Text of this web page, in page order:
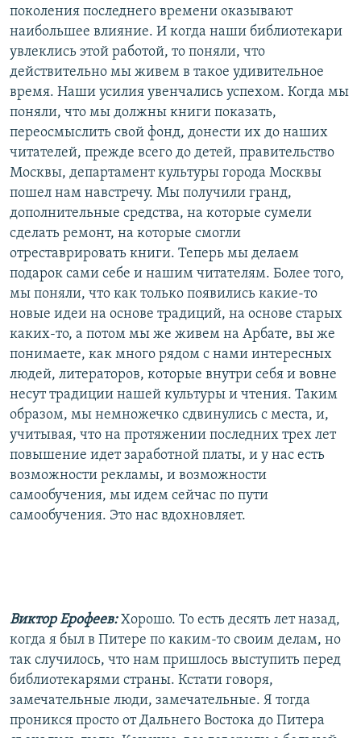
поколения последнего времени оказывают
наибольшее влияние. И когда наши библиотекари
увлеклись этой работой, то поняли, что
действительно мы живем в такое удивительное
время. Наши усилия увенчались успехом. Когда мы
поняли, что мы должны книги показать,
переосмыслить свой фонд, донести их до наших
читателей, прежде всего до детей, правительство
Москвы, департамент культуры города Москвы
пошел нам навстречу. Мы получили гранд,
дополнительные средства, на которые сумели
сделать ремонт, на которые смогли
отреставрировать книги. Теперь мы делаем
подарок сами себе и нашим читателям. Более того,
мы поняли, что как только появились какие-то
новые идеи на основе традиций, на основе старых
каких-то, а потом мы же живем на Арбате, вы же
понимаете, как много рядом с нами интересных
людей, литераторов, которые внутри себя и вовне
несут традиции нашей культуры и чтения. Таким
образом, мы немножечко сдвинулись с места, и,
учитывая, что на протяжении последних трех лет
повышение идет заработной платы, и у нас есть
возможности рекламы, и возможности
самообучения, мы идем сейчас по пути
самообучения. Это нас вдохновляет.
Виктор Ерофеев: Хорошо. То есть десять лет назад,
когда я был в Питере по каким-то своим делам, но
так случилось, что нам пришлось выступить перед
библиотекарями страны. Кстати говоря,
замечательные люди, замечательные. Я тогда
проникся просто от Дальнего Востока до Питера